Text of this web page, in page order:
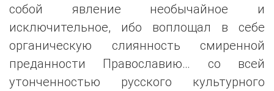
собой явление необычайное и
исключительное, ибо воплощал в себе
органическую слиянность смиренной
преданности Православию… со всей
утонченностью русского культурного